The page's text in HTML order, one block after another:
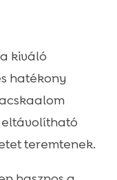
kiváló
hatékony
eltávolítható
teremtenek.